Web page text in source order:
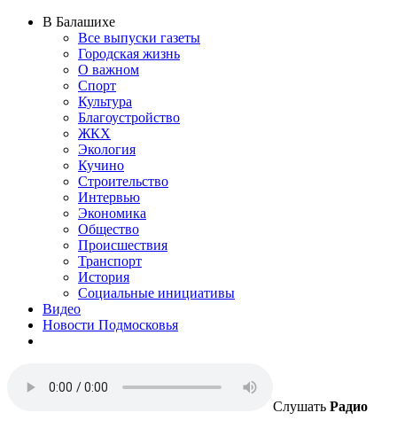
В Балашихе
Все выпуски газеты
Городская жизнь
О важном
Спорт
Культура
Благоустройство
ЖКХ
Экология
Кучино
Строительство
Интервью
Экономика
Общество
Происшествия
Транспорт
История
Социальные инициативы
Видео
Новости Подмосковья
Слушать Радио